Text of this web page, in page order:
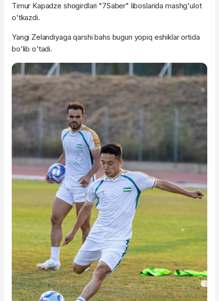
Timur Kapadze shogirdlari "7Saber" liboslarida mashg'ulot
o'tkazdi.
Yangi Zelandiyaga qarshi bahs bugun yopiq eshiklar ortida
bo'lib o'tadi.